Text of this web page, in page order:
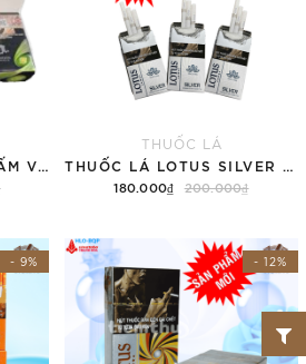
THUỐC LÁ
180.000₫ 200.000₫
- 9% - 12%